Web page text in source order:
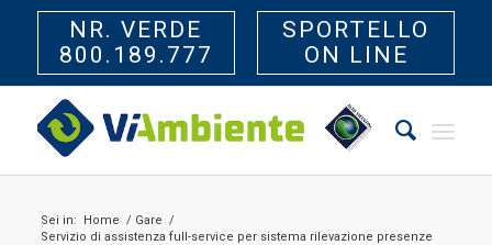
NR. VERDE
800.189.777
SPORTELLO
ON LINE
Sei in: Home / Gare /
Servizio di assistenza full-service per sistema rilevazione presenze